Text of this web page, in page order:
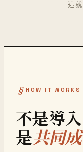
這
HOW IT WORKS
不是導入
是共同